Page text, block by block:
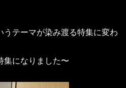
うテーマが染み渡る特集に変わ
集になりました〜